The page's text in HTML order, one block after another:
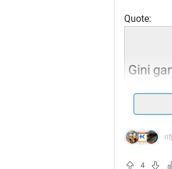
Quote:
Gini
Tadi ane
Nah, pas
4